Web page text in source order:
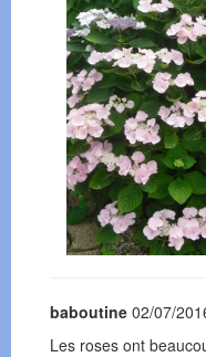
baboutine 02/07/
Les roses ont